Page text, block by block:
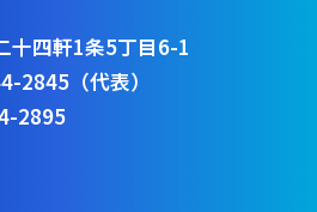
十四軒1条5丁目6-1
2845（代表）
2895